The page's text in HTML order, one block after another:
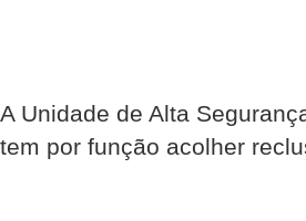
A Unidade de Alta
tem por função acolher